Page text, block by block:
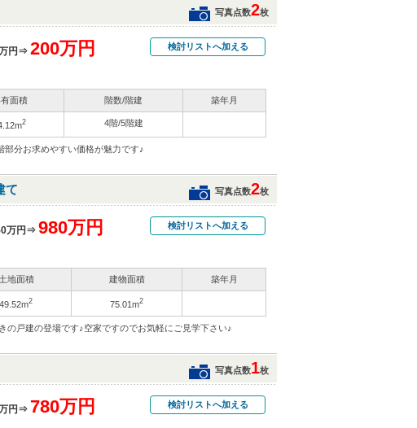
写真点数2枚
円⇒ 200万円 検討リストへ加える
面積 階数/階建 築年月
2 4階/5階建
部分お求めやすい価格が魅力です♪
て 写真点数2枚
万円⇒ 980万円 検討リストへ加える
土地面積 建物面積 築年月
49.52m2 75.01m2
の戸建の登場です♪空家ですのでお気軽にご見学下さい♪
写真点数1枚
円⇒ 780万円 検討リストへ加える